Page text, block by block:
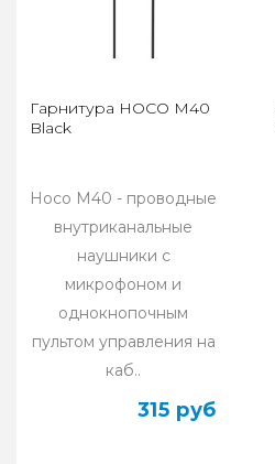
Гарнитура HOCO M40
Black
Hoco M40 - проводные
внутриканальные
наушники с
микрофоном и
однокнопочным
пультом управления на
каб..
315 руб